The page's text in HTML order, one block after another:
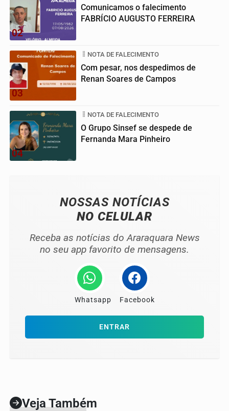
02
Comunicamos o falecimento
FABRÍCIO AUGUSTO FERREIRA
03
NOTA DE FALECIMENTO
Com pesar, nos despedimos de
Renan Soares de Campos
04
NOTA DE FALECIMENTO
O Grupo Sinsef se despede de
Fernanda Mara Pinheiro
NOSSAS NOTÍCIAS
NO CELULAR
Receba as notícias do Araraquara News
no seu app favorito de mensagens.
Whatsapp Facebook
ENTRAR
Veja Também